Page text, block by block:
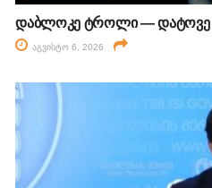
დაბლოკე ტროლი — დატოვე
აგვისტო 6, 2026